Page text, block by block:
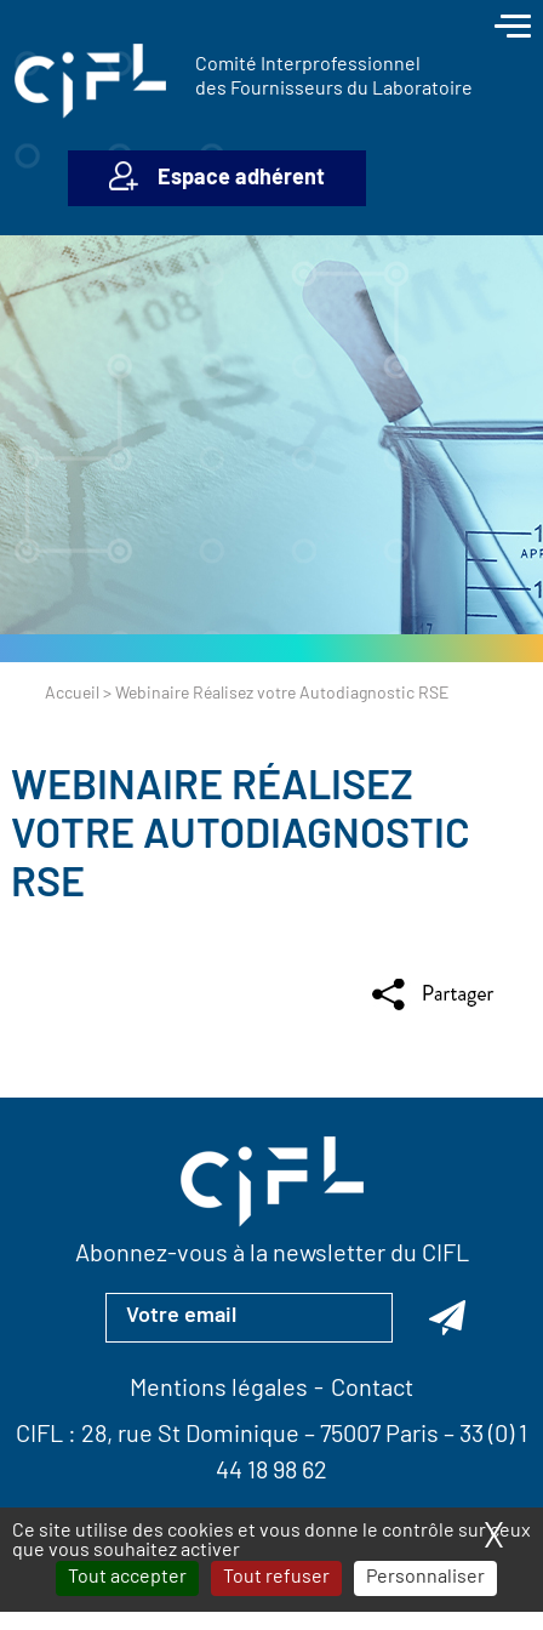
Ce site utilise des cookies et vous donne le contrôle sur ceux
que vous souhaitez activer
Tout accepter
Tout refuser Personnaliser
X
Comité Interprofessionnel
des Fournisseurs du Laboratoire
Espace adhérent
Accueil > Webinaire Réalisez votre Autodiagnostic RSE
WEBINAIRE RÉALISEZ
VOTRE AUTODIAGNOSTIC
RSE
Abonnez-vous à la newsletter du CIFL
Mentions légales
Contact
CIFL : 28, rue St Dominique – 75007 Paris – 33 (0) 1
44 18 98 62